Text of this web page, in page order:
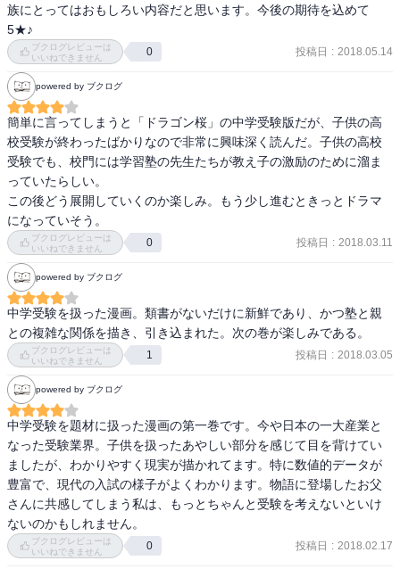
桜花ゼミナールで生徒の前に初めて立っての第一声が
「君達全員を第一志望校に合格させるためにやってきた」「黒木蔵
人です」
でした。
これはもう、おそらくは伏線です。
きっと最終話「二月の勝者」では、生徒それぞれがきちんと自分に
向いた第一志望校を決め、全員がそこに合格する大団円が待ってい
るに違いない、と心の片隅にメモをしておきます。
このとおり、講師たちの前――読者に向かっては露悪的に、中学受
験を批判的に考える人が求めるように振舞う黒木ですが、受験生た
ちにかける言葉は彼らの心に響くものです。
サッカー少年三浦佑星には
「解こうと粘ったのがよくわかる答案です」
「スポーツか何か――長い期間、取り組んできたものがあるのでし
ょう」
「粘って頑張った経験のある子は、受験でも強いですよ」
と言葉をかけ、結果として彼は桜花に入塾します。
この巻では営業テクニックなのか、本人の内心に寄り添った言葉な
のか、まだまだ判然とはしませんが…。
また、佐倉の未熟さも明らかになってきます。
最下位、Rクラスで一番後ろに座っている加藤匠を何とか落ちこぼれ
から引き揚げようと、「わからないことがあったら聞きに来て欲し
は、それを小学校6年生に問うている。……のかもしれない、と、思
った。
何がどうじゃなくて、しかもまだ先を読み進めてみないとわからな
いけれど、あれせえこれせえとわが子にせっつくわたしは、今の子
どもたちよりもっとのんびりした子ども時代を送っていたと思う。
せやのに、自分もできてなかったことをわが子にやいやい言うてえ
えん？
（子どもらがそう望んでるならともかく）
わたしはずっとそこの壁が越せん。
親は親、子は子、なんかもしれへんけど、自分もできひんかったこ
とを他人（子やで）にせえと要求するのは、さすがに傲慢すぎん
か……？
せやけどそう言うてやいやい言わんことを（親としてのわたしの）
甘えととるか怠けととるかも、びみょうなところ。
伝家の宝刀、「子どものためを思って」は、自分はやってきていな
くても「今の時代はこうあるべき」と大人目線で子どもに言うこと
と、「わたしもやってなかったのにえらそうには言えんわなぁ」と
思って強く言わんことの、果たしてどちらが正しいんやろう。
今のわたしの目線やできることと、わが子の年齢のときのわたしの
それは、全然違うからなあ。
せやけど、わたしには学歴がない。ひつこいけど大学受験すらして
族にとってはおもしろい内容だと思います。今後の期待を込めて
5★♪
ブクログレビューは
いいねできません
0 投稿日 : 2018.05.14
powered by ブクログ
簡単に言ってしまうと「ドラゴン桜」の中学受験版だが、子供の高
校受験が終わったばかりなので非常に興味深く読んだ。子供の高校
受験でも、校門には学習塾の先生たちが教え子の激励のために溜ま
っていたらしい。
この後どう展開していくのか楽しみ。もう少し進むときっとドラマ
になっていそう。
ブクログレビューは
いいねできません
0 投稿日 : 2018.03.11
powered by ブクログ
中学受験を扱った漫画。類書がないだけに新鮮であり、かつ塾と親
との複雑な関係を描き、引き込まれた。次の巻が楽しみである。
ブクログレビューは
いいねできません
1 投稿日 : 2018.03.05
powered by ブクログ
中学受験を題材に扱った漫画の第一巻です。今や日本の一大産業と
なった受験業界。子供を扱ったあやしい部分を感じて目を背けてい
ましたが、わかりやすく現実が描かれてます。特に数値的データが
豊富で、現代の入試の様子がよくわかります。物語に登場したお父
さんに共感してしまう私は、もっとちゃんと受験を考えないといけ
ないのかもしれません。
ブクログレビューは
いいねできません
0 投稿日 : 2018.02.17